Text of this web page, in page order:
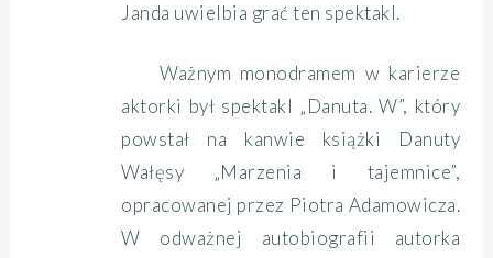
Janda uwielbia grać ten spektakl.
Ważnym monodramem w karierze
aktorki był spektakl „Danuta. W”, który
powstał na kanwie książki Danuty
Wałęsy „Marzenia i tajemnice”,
opracowanej przez Piotra Adamowicza.
W odważnej autobiografii autorka